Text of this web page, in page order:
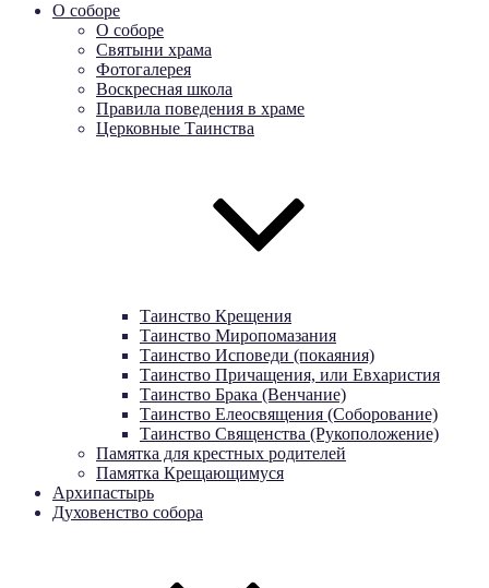
О соборе
О соборе
Святыни храма
Фотогалерея
Воскресная школа
Правила поведения в храме
Церковные Таинства
Таинство Крещения
Таинство Миропомазания
Таинство Исповеди (покаяния)
Таинство Причащения, или Евхаристия
Таинство Брака (Венчание)
Таинство Елеосвящения (Соборование)
Таинство Священства (Рукоположение)
Памятка для крестных родителей
Памятка Крещающимуся
Архипастырь
Духовенство собора